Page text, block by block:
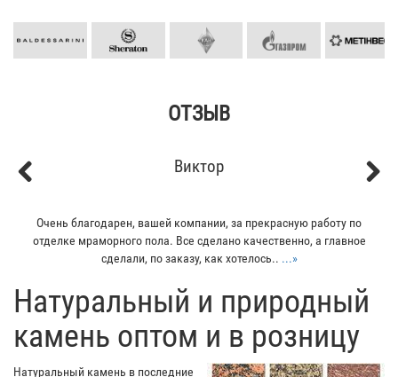
ОТЗЫВ
Виктор
Очень благодарен, вашей компании, за прекрасную работу по
отделке мраморного пола. Все сделано качественно, а главное
сделали, по заказу, как хотелось.. ...»
​Натуральный и природный
камень оптом и в розницу
Натуральный камень в последние